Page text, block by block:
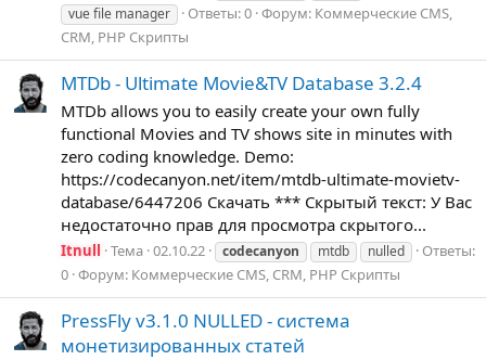
vue file manager
Ответы: 0 Форум: Коммерческие CMS,
CRM, PHP Скрипты
MTDb - Ultimate Movie&TV Database 3.2.4
MTDb allows you to easily create your own fully
functional Movies and TV shows site in minutes with
zero coding knowledge. Demo:
https://codecanyon.net/item/mtdb-ultimate-movietv-
database/6447206 Скачать *** Скрытый текст: У Вас
недостаточно прав для просмотра скрытого...
Itnull Тема 02.10.22 codecanyon mtdb nulled
Ответы:
0 Форум: Коммерческие CMS, CRM, PHP Скрипты
PressFly v3.1.0 NULLED - система
монетизированных статей